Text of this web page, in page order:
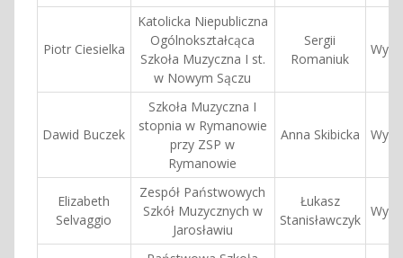
Piotr Ciesielka
Katolicka Niepubliczna
Ogólnokształcąca
Szkoła Muzyczna I st.
w Nowym Sączu
Sergii
Romaniuk
Dawid Buczek
Szkoła Muzyczna I
stopnia w Rymanowie
przy ZSP w
Rymanowie
Anna Skibicka
Elizabeth
Selvaggio
Zespół Państwowych
Szkół Muzycznych w
Jarosławiu
Łukasz
Stanisławczyk